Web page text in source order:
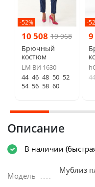
-52%
10 508 19 968
Брючный
костюм
LM ВИ 1630
44 46 48 50 52
54 56 58 60
-
9
44
Описание
В наличии
Модель
Мублиз